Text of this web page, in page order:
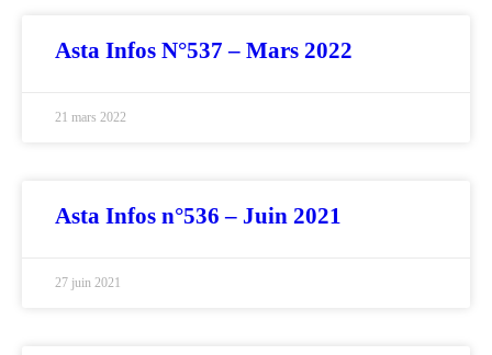
Asta Infos N°537 – Mars 2022
21 mars 2022
Asta Infos n°536 – Juin 2021
27 juin 2021